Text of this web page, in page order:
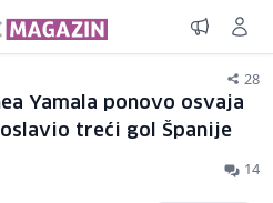
28
Yamala ponovo osvaja
treći gol Španije
14